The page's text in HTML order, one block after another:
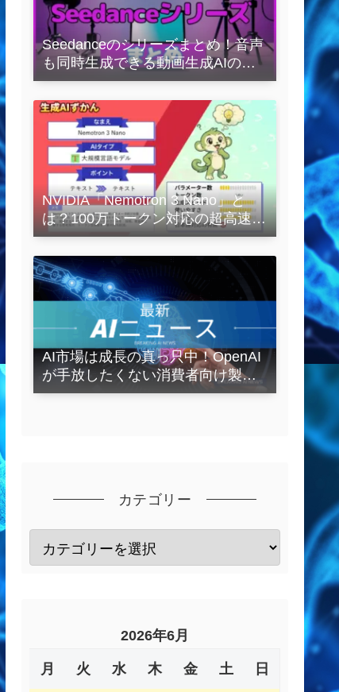
Seedanceのシリーズまとめ！音声
も同時生成できる動画生成AIの全
容を解説
NVIDIA「Nemotron 3 Nano」と
は？100万トークン対応の超高速
LLMを徹底解説
AI市場は成長の真っ只中！OpenAI
が手放したくない消費者向け製品
とは？
カテゴリー
2026年6月
月 火 水 木 金 土 日